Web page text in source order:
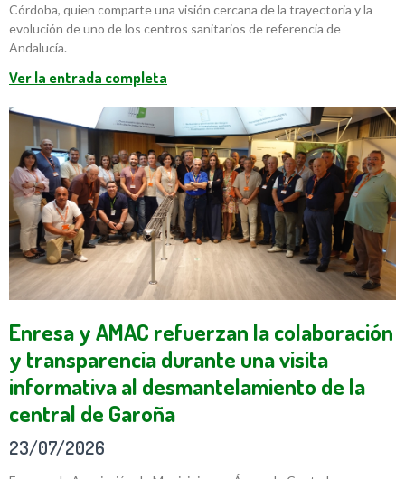
Córdoba, quien comparte una visión cercana de la trayectoria y la
evolución de uno de los centros sanitarios de referencia de
Andalucía.
Ver la entrada completa
Enresa y AMAC refuerzan la colaboración
y transparencia durante una visita
informativa al desmantelamiento de la
central de Garoña
23/07/2026